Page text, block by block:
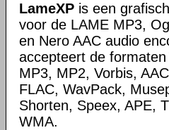
LameXP is een
voor de LAME MP3,
en Nero AAC audio
accepteert de formaten
MP3, MP2, Vorbis,
FLAC, WavPack,
Shorten, Speex, APE,
WMA.